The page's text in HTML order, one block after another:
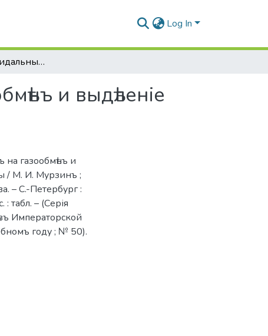
Log In
О дѣйствіи коллоидальныхъ металловъ на газообмѣнъ и выдѣленіе азота у животныхъ
и выдѣленіе
газообмѣнъ и
/ М. И. Мурзинъ ;
– С.-Петербург :
табл. – (Серія
Императорской
году ; № 50).